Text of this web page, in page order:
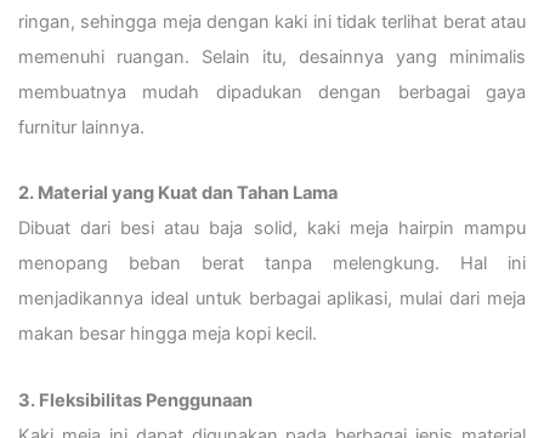
ringan, sehingga meja dengan kaki ini tidak terlihat berat atau
memenuhi ruangan. Selain itu, desainnya yang minimalis
membuatnya mudah dipadukan dengan berbagai gaya
furnitur lainnya.
2. Material yang Kuat dan Tahan Lama
Dibuat dari besi atau baja solid, kaki meja hairpin mampu
menopang beban berat tanpa melengkung. Hal ini
menjadikannya ideal untuk berbagai aplikasi, mulai dari meja
makan besar hingga meja kopi kecil.
3. Fleksibilitas Penggunaan